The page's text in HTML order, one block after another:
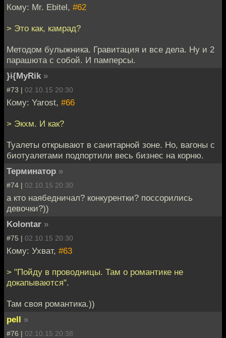
Кому: Mr. Ebitel, #62
> Это как, камрад?
Методом булыжника. Гравитация и все дела. Ну и 2
парашюта с собой. И памперсы.
}i{MyRik »
#73 | 02.10.15 20:30
Кому: Yarost, #66
> Экхм. И как?
Туалеты открывают в санитарной зоне. Но, вагоны с
биотуалетами подпортили весь бизнес на корню.
Терминатор »
#74 | 02.10.15 20:30
а кто наябедничал? конкурентки? поссорились
девочки?))
Kolontar »
#75 | 02.10.15 20:30
Кому: Ухват, #63
> "Пойду в проводницы. Там о романтике не
докапываются".
Там своя романтика.))
pell »
#76 | 02.10.15 20:38